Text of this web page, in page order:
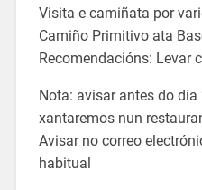
Visita e camiñata por
Camiño Primitivo ata
Recomendacións: Levar
Nota: avisar antes do día
xantaremos nun
Avisar no correo
habitual